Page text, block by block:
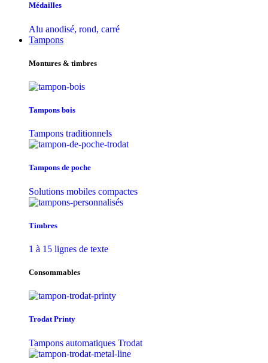
Médailles
Alu anodisé, rond, carré
Tampons
Montures & timbres
Tampons bois
Tampons traditionnels
Tampons de poche
Solutions mobiles compactes
Timbres
1 à 15 lignes de texte
Consommables
Trodat Printy
Tampons automatiques Trodat